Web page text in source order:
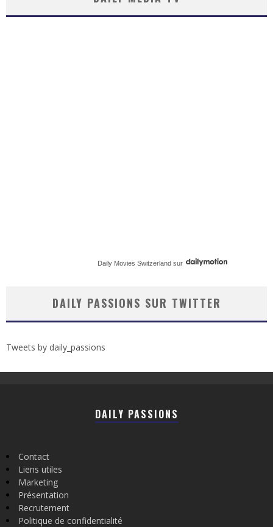
Daily Movies Switzerland sur
DAILY PASSIONS SUR TWITTER
Tweets by daily_passions
DAILY PASSIONS
Contact
Liens utiles
Marketing
Présentation
Recrutement
Politique de confidentialité